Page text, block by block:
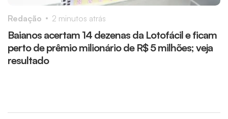
Baianos acertam 14 dezenas da Lotofácil e ficam
perto de prêmio milionário de R$ 5 milhões; veja
resultado
Redação 2 minutos atrás